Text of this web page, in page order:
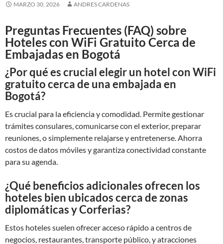
MARZO 30, 2026 ANDRES CARDENAS
Preguntas Frecuentes (FAQ) sobre
Hoteles con WiFi Gratuito Cerca de
Embajadas en Bogotá
¿Por qué es crucial elegir un hotel con WiFi
gratuito cerca de una embajada en
Bogotá?
Es crucial para la eficiencia y comodidad. Permite gestionar
trámites consulares, comunicarse con el exterior, preparar
reuniones, o simplemente relajarse y entretenerse. Ahorra
costos de datos móviles y garantiza conectividad constante
para su agenda.
¿Qué beneficios adicionales ofrecen los
hoteles bien ubicados cerca de zonas
diplomáticas y Corferias?
Estos hoteles suelen ofrecer acceso rápido a centros de
negocios, restaurantes, transporte público, y atracciones